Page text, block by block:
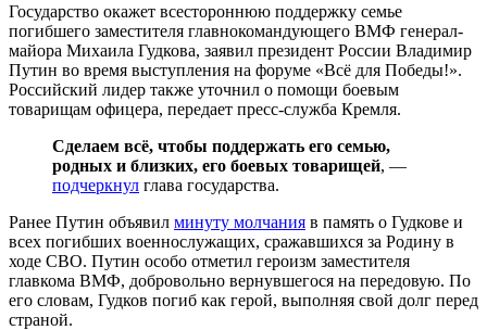
Государство окажет всестороннюю поддержку семье
погибшего заместителя главнокомандующего ВМФ генерал-
майора Михаила Гудкова, заявил президент России Владимир
Путин во время выступления на форуме «Всё для Победы!».
Российский лидер также уточнил о помощи боевым
товарищам офицера, передает пресс-служба Кремля.
Сделаем всё, чтобы поддержать его семью,
родных и близких, его боевых товарищей, —
подчеркнул глава государства.
Ранее Путин объявил минуту молчания в память о Гудкове и
всех погибших военнослужащих, сражавшихся за Родину в
ходе СВО. Путин особо отметил героизм заместителя
главкома ВМФ, добровольно вернувшегося на передовую. По
его словам, Гудков погиб как герой, выполняя свой долг перед
страной.